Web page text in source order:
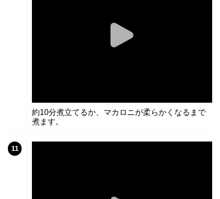
約10分煮立てるか、マカロニが柔らかくなるまで
煮ます。
11